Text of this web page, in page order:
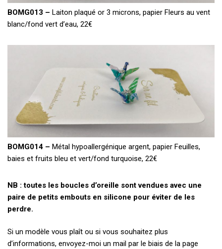
BOMG013 – Laiton plaqué or 3 microns, papier Fleurs au vent
blanc/fond vert d’eau, 22€
BOMG014 – Métal hypoallergénique argent, papier Feuilles,
baies et fruits bleu et vert/fond turquoise, 22€
NB : toutes les boucles d’oreille sont vendues avec une
paire de petits embouts en silicone pour éviter de les
perdre.
Si un modèle vous plaît ou si vous souhaitez plus
d’informations, envoyez-moi un mail par le biais de la page